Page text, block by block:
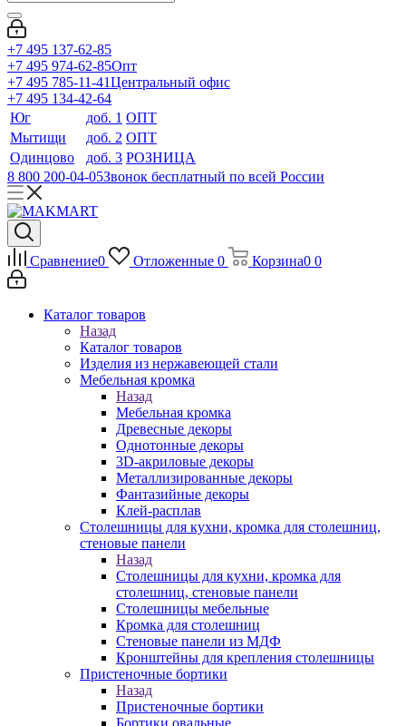
+7 495 137-62-85
+7 495 974-62-85Опт
+7 495 785-11-41Центральный офис
+7 495 134-42-64
Юг
доб. 1 ОПТ
Мытищи
доб. 2 ОПТ
Одинцово
доб. 3 РОЗНИЦА
8 800 200-04-05Звонок бесплатный по всей России
Сравнение0 Отложенные 0 Корзина0 0
Каталог товаров
Назад
Каталог товаров
Изделия из нержавеющей стали
Мебельная кромка
Назад
Мебельная кромка
Древесные декоры
Однотонные декоры
3D-акриловые декоры
Металлизированные декоры
Фантазийные декоры
Клей-расплав
Столешницы для кухни, кромка для столешниц,
стеновые панели
Назад
Столешницы для кухни, кромка для
столешниц, стеновые панели
Столешницы мебельные
Кромка для столешниц
Стеновые панели из МДФ
Кронштейны для крепления столешницы
Пристеночные бортики
Назад
Пристеночные бортики
Бортики овальные